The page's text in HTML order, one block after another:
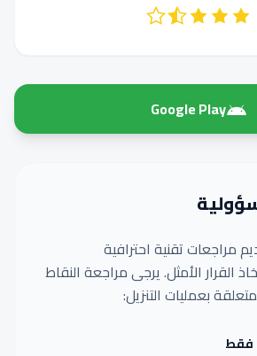
Google Play
مراجعات تقنية احترافية
القرار الأمثل. يرجى مراجعة النقاط
بعمليات التنزيل:
فقط